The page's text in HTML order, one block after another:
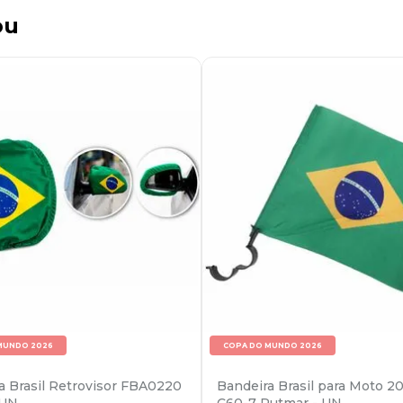
2026
Brasil Retrovisor FBA0220
COPA DO MUNDO 2026
Bandeira Brasil para Moto